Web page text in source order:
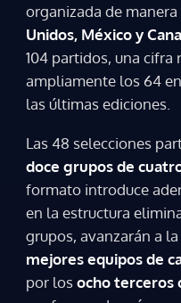
organizada de
Unidos, México y
104 partidos, una cifra
ampliamente los 64
las últimas ediciones.
Las 48 selecciones
doce grupos de
formato introduce
en la estructura
grupos, avanzarán a
mejores equipos de
por losocho terceros